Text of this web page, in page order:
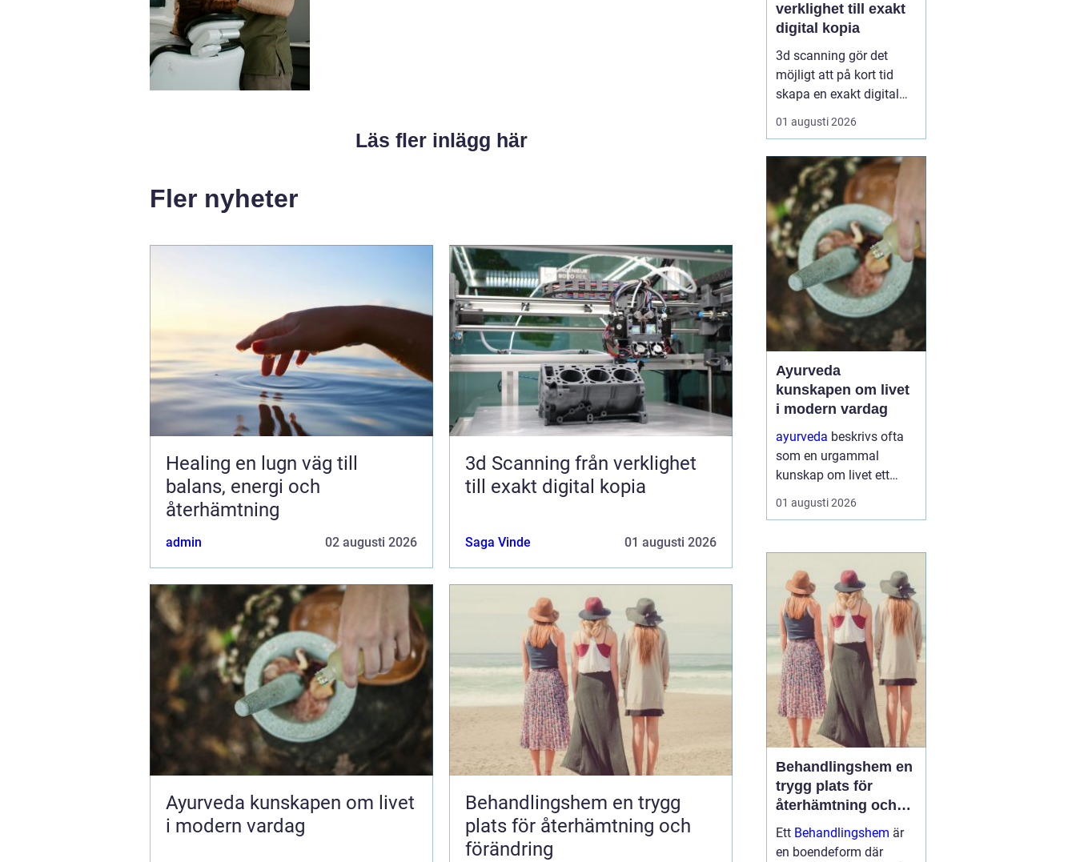
Läs fler inlägg här
Fler nyheter
Healing en lugn väg till
balans, energi och
återhämtning
admin 02 augusti 2026
3d Scanning från verklighet
till exakt digital kopia
Saga Vinde 01 augusti 2026
Ayurveda kunskapen om livet
i modern vardag
Behandlingshem en trygg
plats för återhämtning och
förändring
verklighet till exakt
digital kopia
3d scanning gör det
möjligt att på kort tid
skapa en exakt digital
kopia av nästan vad
som helst: en liten detalj,
eller en hel fabrik.
Tekniken används i dag
inom industri, bygg,
fastigheter, kulturarv och
infrastruktur för at...
01 augusti 2026
Ayurveda
kunskapen om livet
i modern vardag
ayurveda beskrivs ofta
som en urgammal
kunskap om livet ett
praktiskt system för
hälsa som förenar kropp,
stället för att enbart
fokusera på symptom
försöker ayurvedan
förstå varf...
01 augusti 2026
Behandlingshem en
trygg plats för
återhämtning och
förändring
Ett Behandlingshem är
en boendeform där